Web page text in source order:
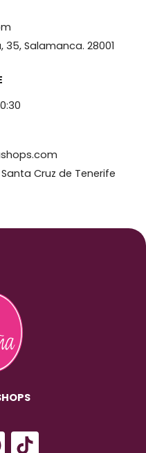
35, Salamanca. 28001
Cruz de Tenerife